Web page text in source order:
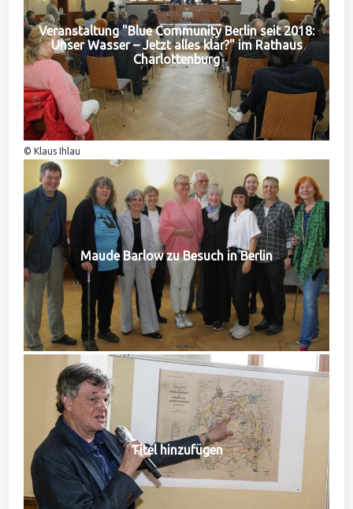
Veranstaltung "Blue Community Berlin seit 2018:
Unser Wasser – Jetzt alles klar?" im Rathaus
Charlottenburg
© Klaus Ihlau
Maude Barlow zu Besuch in Berlin
Titel hinzufügen